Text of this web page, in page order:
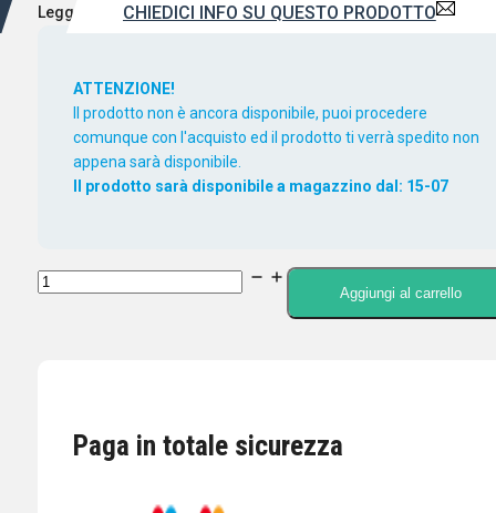
Leggi di più CHIEDICI INFO SU QUESTO PRODOTTO
ATTENZIONE!
Il prodotto non è ancora disponibile, puoi procedere
comunque con l'acquisto ed il prodotto ti verrà spedito non
appena sarà disponibile.
Il prodotto sarà disponibile a magazzino dal: 15-07
COMET
Lunghezza:
Aggiungi al carrello
Paga in totale sicurezza